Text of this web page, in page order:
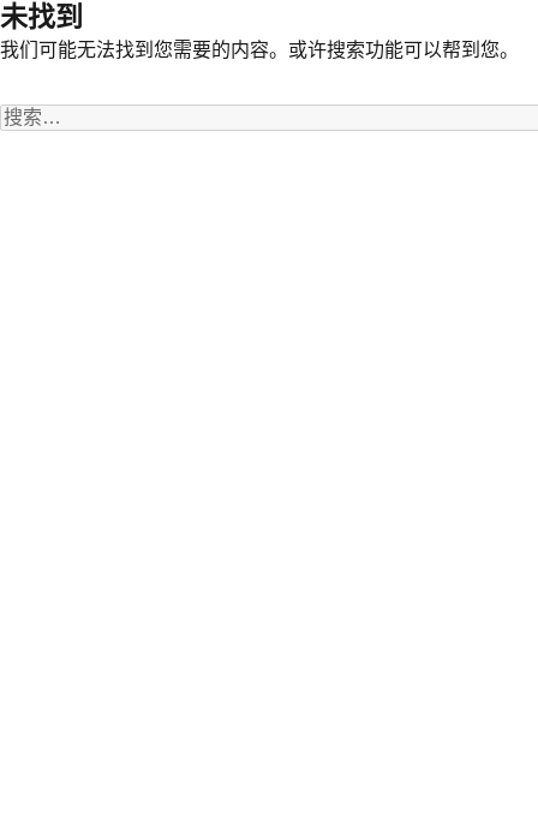
未找到
我们可能无法找到您需要的内容。或许搜索功能可以帮到您。
搜